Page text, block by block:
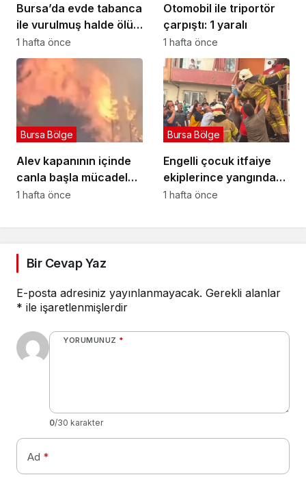
Bursa’da evde tabanca
ile vurulmuş halde ölü
bulundu
1 hafta önce
Otomobil ile triportör
çarpıştı: 1 yaralı
1 hafta önce
Alev kapanının içinde
canla başla mücadele
ettiler:
Bursa Bölge
1 hafta önce
Engelli çocuk itfaiye
ekiplerince yangından
kurtarıldı
Bursa Bölge
1 hafta önce
Bir Cevap Yaz
E-posta adresiniz yayınlanmayacak. Gerekli alanlar
* ile işaretlenmişlerdir
YORUMUNUZ *
0/30 karakter
Ad *